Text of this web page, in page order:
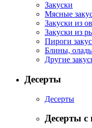
Закуски
Мясные
Закуски из
Закуски из
Пироги
Блины,
Другие
Десерты
Десерты
Десерты